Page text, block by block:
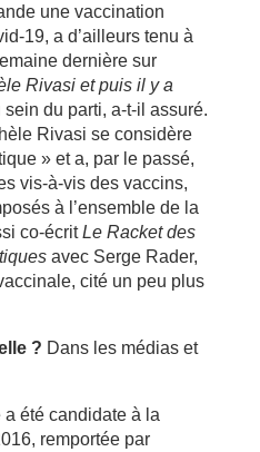
une vaccination
19, a d’ailleurs tenu à
dernière sur
Rivasi et puis il y a
du parti, a-t-il assuré.
Rivasi se considère
» et a, par le passé,
vis-à-vis des vaccins,
à l’ensemble de la
co-écritLe Racket des
avec Serge Rader,
cité un peu plus
? Dans les médias et
a été candidate à la
remportée par